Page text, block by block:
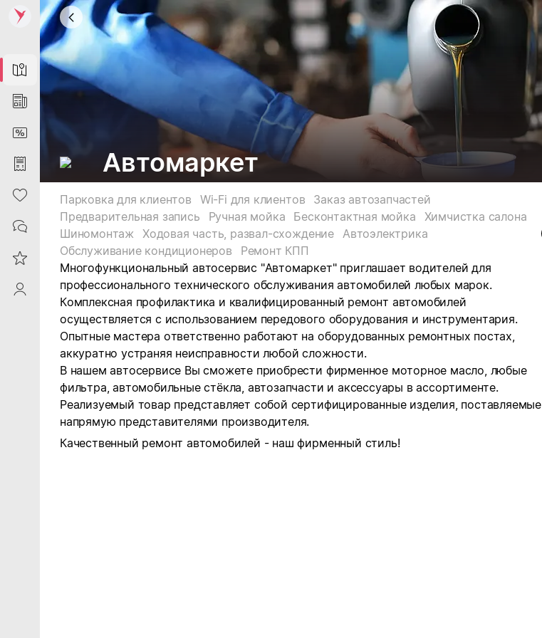
Map
News
DiscountCard
Purchases
Heart
Contacts
Reviews
ProfileSaby
Автомаркет
Парковка для клиентов Wi-Fi для клиентов
Заказ автозапчастей
Предварительная запись
Ручная мойка Бесконтактная мойка
Химчистка салона
Шиномонтаж
Ходовая часть, развал-схождение
Автоэлектрика
Обслуживание кондиционеров
Ремонт КПП
Многофункциональный автосервис "Автомаркет" приглашает водителей для
профессионального технического обслуживания автомобилей любых марок.
Комплексная профилактика и квалифицированный ремонт автомобилей
осуществляется с использованием передового оборудования и инструментария.
Опытные мастера ответственно работают на оборудованных ремонтных постах,
аккуратно устраняя неисправности любой сложности.
В нашем автосервисе Вы сможете приобрести фирменное моторное масло, любые
фильтра, автомобильные стёкла, автозапчасти и аксессуары в ассортименте.
Реализуемый товар представляет собой сертифицированные изделия, поставляемые
напрямую представителями производителя.
Качественный ремонт автомобилей - наш фирменный стиль!